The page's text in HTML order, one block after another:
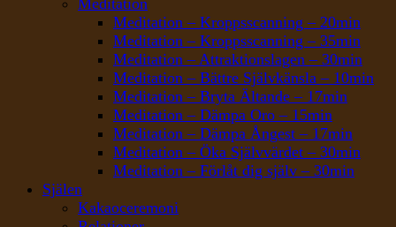
Meditation
Meditation – Kroppsscanning – 20min
Meditation – Kroppsscanning – 35min
Meditation – Attraktionslagen – 30min
Meditation – Bättre Självkänsla – 10min
Meditation – Bryta Ältande – 17min
Meditation – Dämpa Oro – 15min
Meditation – Dämpa Ångest – 17min
Meditation – Öka Självvärdet – 30min
Meditation – Förlåt dig själv – 30min
Själen
Kakaoceremoni